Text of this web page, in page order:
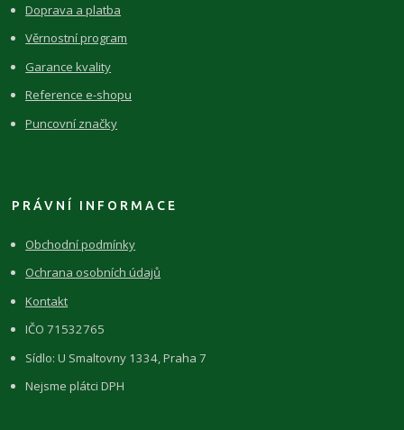
Doprava a platba
Věrnostní program
Garance kvality
Reference e-shopu
Puncovní značky
PRÁVNÍ INFORMACE
Obchodní podmínky
Ochrana osobních údajů
Kontakt
IČO 71532765
Sídlo: U Smaltovny 1334, Praha 7
Nejsme plátci DPH